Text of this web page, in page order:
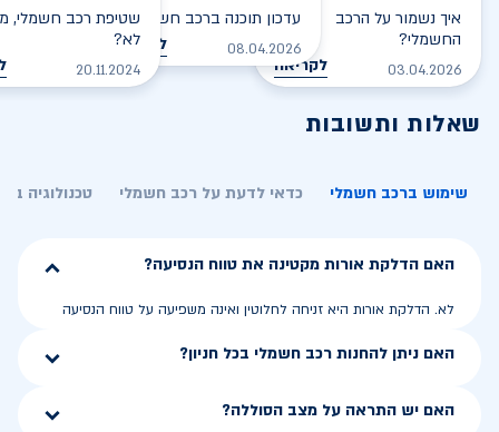
איך נשמור על הרכב
החשמלי?
03.04.2026 לקריאה
עדכון תוכנה ברכב חשמלי
08.04.2026 לקריאה
שטיפת רכב חשמלי,
לא?
20.11.2024
שאלות ותשובות
שימוש ברכב חשמלי כדאי לדעת על רכב חשמלי טכנולוגיה
האם הדלקת אורות מקטינה את טווח הנסיעה?
לא. הדלקת אורות היא זניחה לחלוטין ואינה משפיעה על טווח הנסיעה
האם ניתן להחנות רכב חשמלי בכל חניון?
האם יש התראה על מצב הסוללה?